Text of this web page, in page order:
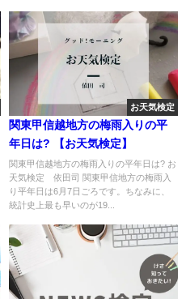
お天気検定
関東甲信越地方の梅雨入りの平
年日は? 【お天気検定】
関東甲信越地方の梅雨入りの平年日は? お
天気検定 依田司 関東甲信地方の梅雨入
り平年日は6月7日ごろです。ちなみに、
統計史上最も早いのが19...